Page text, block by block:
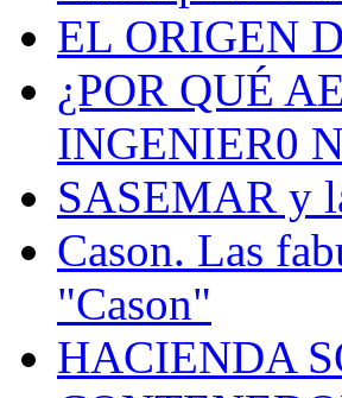
EL ORIGEN
¿POR QUÉ
INGENIER0
SASEMAR y
Cason. Las
"Cason"
HACIENDA